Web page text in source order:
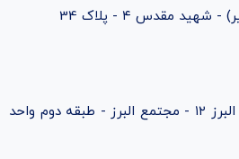
مقدس ۴ - پلاک 34
قائم‌شهر - خ تهران - نبش البرز ۱۲ - مجتمع البرز - طبقه دوم واحد